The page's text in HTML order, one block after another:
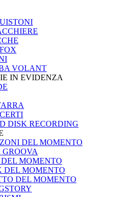
VOLANT
IN EVIDENZA
DISK RECORDING
DEL MOMENTO
MOMENTO
DEL MOMENTO
DEL MOMENTO